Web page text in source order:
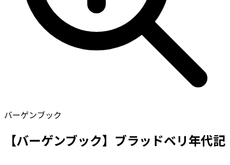
バーゲンブック
【バーゲンブック】ブラッドベリ年代記